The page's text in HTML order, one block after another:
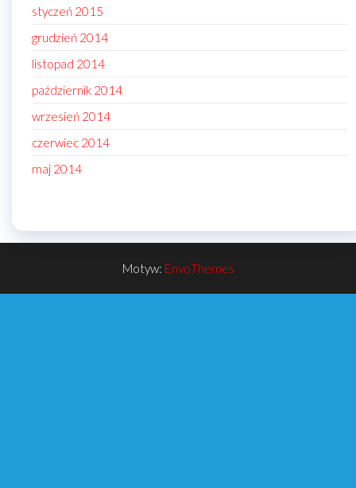
styczeń 2015
grudzień 2014
listopad 2014
październik 2014
wrzesień 2014
czerwiec 2014
maj 2014
Motyw: EnvoThemes